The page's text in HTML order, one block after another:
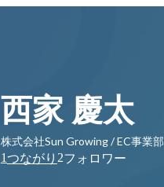
西家 慶太
株式会社Sun Growing / EC事業部
1つながり 2フォロワー